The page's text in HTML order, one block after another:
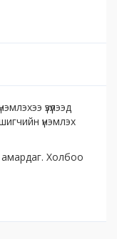
үзүүлээд
үнэмлэх
Холбоо